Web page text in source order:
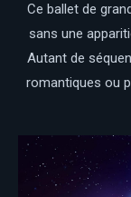
Ce ballet de
sans une
Autant de
romantiques ou